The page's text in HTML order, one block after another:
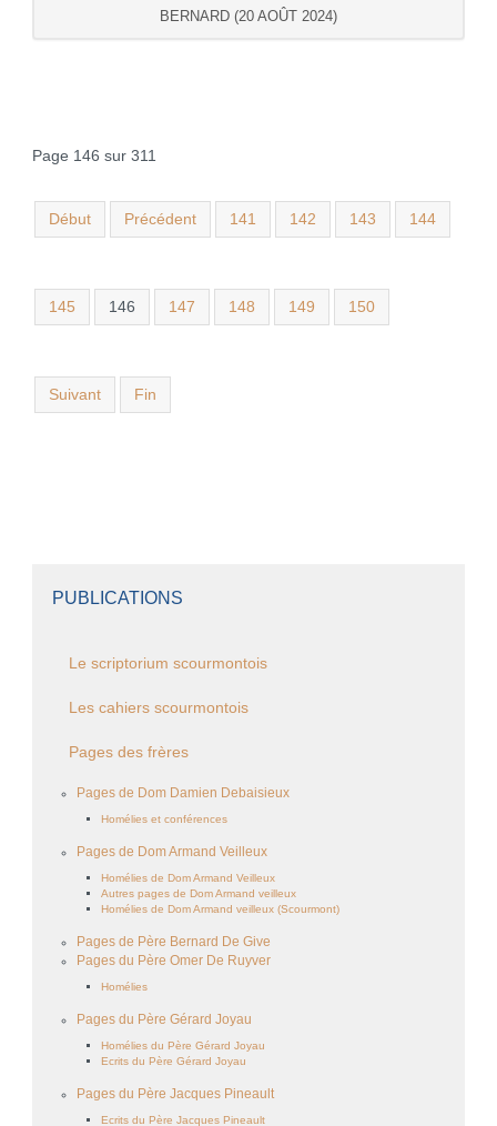
BERNARD (20 AOÛT 2024)
Page 146 sur 311
Début Précédent 141 142 143 144
145 146 147 148 149 150
Suivant Fin
PUBLICATIONS
Le scriptorium scourmontois
Les cahiers scourmontois
Pages des frères
Pages de Dom Damien Debaisieux
Homélies et conférences
Pages de Dom Armand Veilleux
Homélies de Dom Armand Veilleux
Autres pages de Dom Armand veilleux
Homélies de Dom Armand veilleux (Scourmont)
Pages de Père Bernard De Give
Pages du Père Omer De Ruyver
Homélies
Pages du Père Gérard Joyau
Homélies du Père Gérard Joyau
Ecrits du Père Gérard Joyau
Pages du Père Jacques Pineault
Ecrits du Père Jacques Pineault